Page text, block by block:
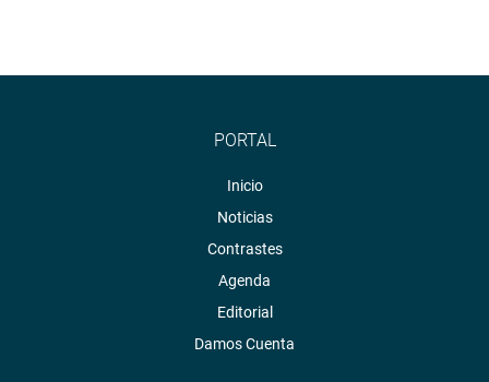
PORTAL
Inicio
Noticias
Contrastes
Agenda
Editorial
Damos Cuenta